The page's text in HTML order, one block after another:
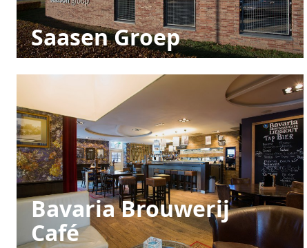
Saasen Groep
Bavaria Brouwerij
Café